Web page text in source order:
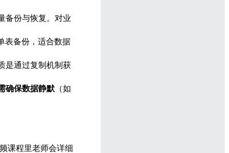
备份与恢复。对业
表备份，适合数据
是通过复制机制获
确保数据静默 （如
课程里老师会详细